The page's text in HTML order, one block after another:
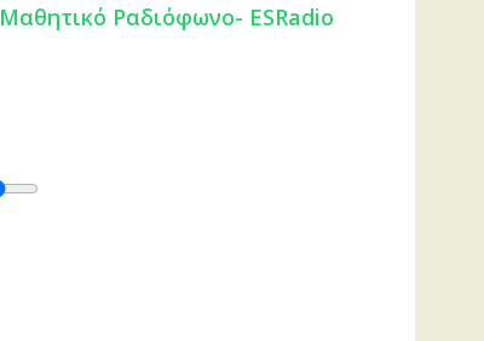
Mαθητικό Ραδιόφωνο- ESRadio